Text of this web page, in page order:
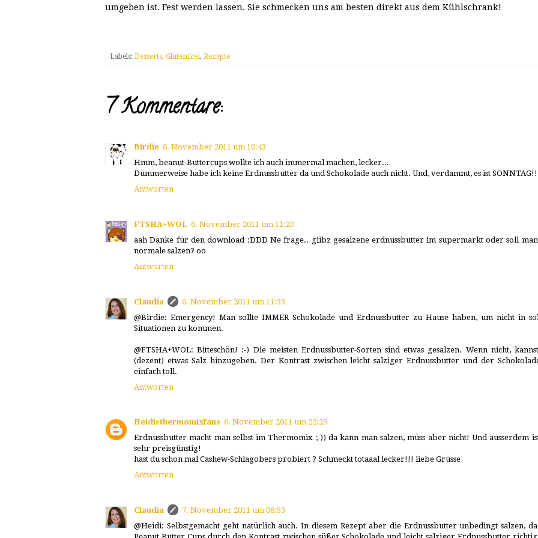
umgeben ist. Fest werden lassen. Sie schmecken uns am besten direkt aus dem Kühlschrank!
Labels: Desserts, Glutenfrei, Rezepte
7 Kommentare:
Birdie 6. November 2011 um 10:43
Hmm, beanut-Buttercups wollte ich auch immermal machen, lecker...
Dummerweise habe ich keine Erdnussbutter da und Schokolade auch nicht. Und, verdammt, es ist SONNTAG!!
Antworten
FTSHA+WOL 6. November 2011 um 11:20
aah Danke für den download :DDD Ne frage.. giibz gesalzene erdnussbutter im supermarkt oder soll
normale salzen? oo
Antworten
Claudia
6. November 2011 um 11:33
@Birdie: Emergency! Man sollte IMMER Schokolade und Erdnussbutter zu Hause haben, um nicht in
Situationen zu kommen.
@FTSHA+WOL: Bitteschön! :-) Die meisten Erdnussbutter-Sorten sind etwas gesalzen. Wenn nicht,
(dezent) etwas Salz hinzugeben. Der Kontrast zwischen leicht salziger Erdnussbutter und der
einfach toll.
Antworten
Heidisthermomixfans 6. November 2011 um 22:29
Erdnussbutter macht man selbst im Thermomix ;-)) da kann man salzen, muss aber nicht! Und ausserdem
sehr preisgünstig!
hast du schon mal Cashew-Schlagobers probiert ? Schmeckt totaaal lecker!!! liebe Grüsse
Antworten
Claudia
7. November 2011 um 08:53
@Heidi: Selbstgemacht geht natürlich auch. In diesem Rezept aber die Erdnussbutter unbedingt salzen,